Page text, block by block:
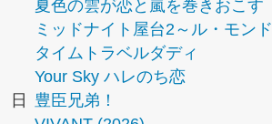
夏色の雲が恋と嵐を巻きおこす
ミッドナイト屋台2～ル・モン
タイムトラベルダディ
Your Sky ハレのち恋
日
豊臣兄弟！